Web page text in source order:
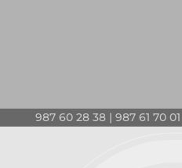
987 60 28 38 | 987 61 70 01